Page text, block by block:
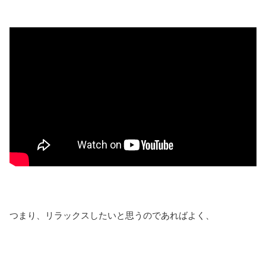
つまり、リラックスしたいと思うのであればよく、